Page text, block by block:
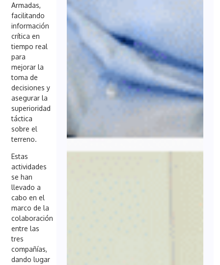
Armadas,
facilitando
información
crítica en
tiempo real
para
mejorar la
toma de
decisiones y
asegurar la
superioridad
táctica
sobre el
terreno.
Estas
actividades
se han
llevado a
cabo en el
marco de la
colaboración
entre las
tres
compañías,
dando lugar